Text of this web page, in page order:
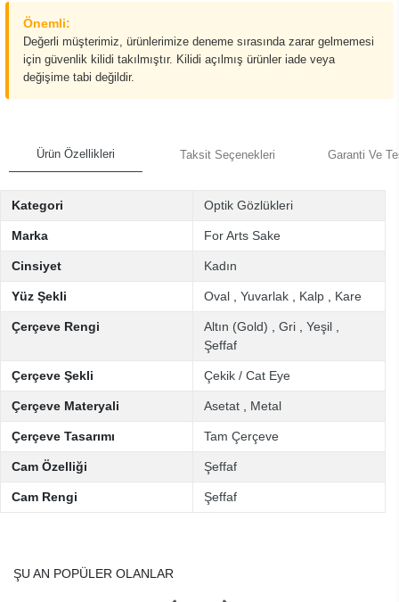
Önemli:
Değerli müşterimiz, ürünlerimize deneme sırasında zarar gelmemesi
için güvenlik kilidi takılmıştır. Kilidi açılmış ürünler iade veya
değişime tabi değildir.
Ürün Özellikleri Taksit Seçenekleri Garanti Ve
Kategori Optik Gözlükleri
Marka For Arts Sake
Cinsiyet Kadın
Yüz Şekli Oval Yuvarlak Kalp Kare
Çerçeve Rengi Altın (Gold) Gri Yeşil
Şeffaf
Çerçeve Şekli Çekik / Cat Eye
Çerçeve Materyali Asetat Metal
Çerçeve Tasarımı Tam Çerçeve
Cam Özelliği Şeffaf
Cam Rengi Şeffaf
ŞU AN POPÜLER OLANLAR